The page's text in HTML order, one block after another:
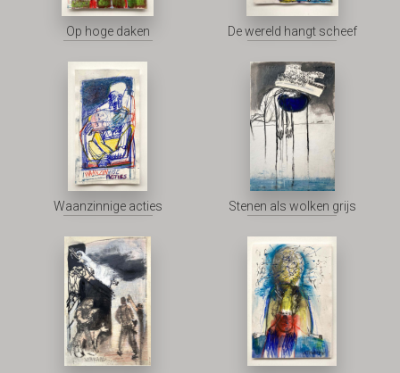
Op hoge daken De wereld hangt scheef
Waanzinnige acties Stenen als wolken grijs